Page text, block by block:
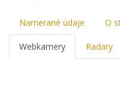
Namerané údaje O
Webkamery Radary